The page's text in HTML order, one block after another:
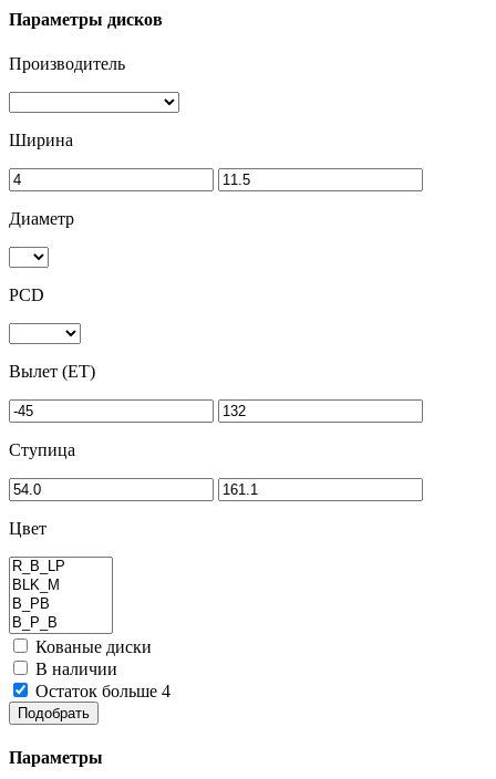
Параметры дисков
Производитель
Ширина
Диаметр
PCD
Вылет (ET)
Ступица
Цвет
Кованые диски
В наличии
Остаток больше 4
Подобрать
Параметры